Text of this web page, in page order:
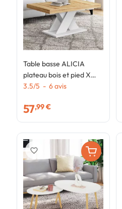
Table basse ALICIA
plateau bois et pied X
blanc
3.5/5 - 6avis
57,99 €
favorite_border